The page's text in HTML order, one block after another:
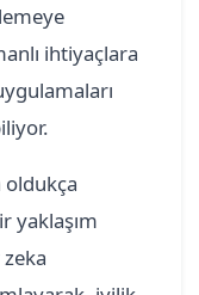
ihtiyaçlara
yaklaşım